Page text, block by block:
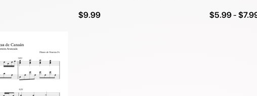
$9.99 $5.99- $